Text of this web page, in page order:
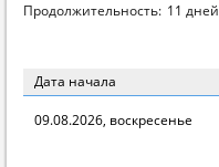
Продолжительность: 11 дней
Дата начала
09.08.2026, воскресенье